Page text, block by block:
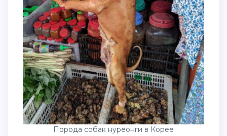
Порода собак нуреонги в Корее